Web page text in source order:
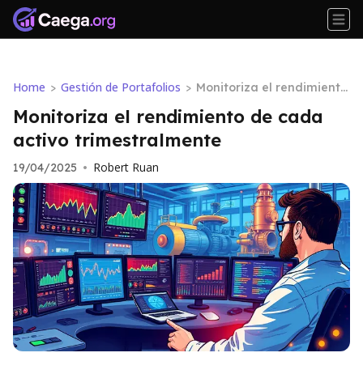
Home > Gestión de Portafolios > Monitoriza el rendimiento
de cada activo trimestral
mente
Monitoriza el rendimiento de cada
activo trimestralmente
19/04/2025 • Robert Ruan